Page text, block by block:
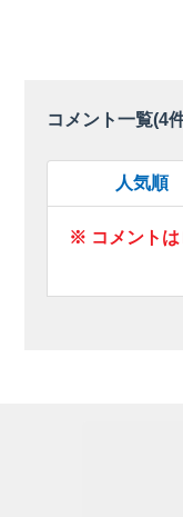
コメント一覧(4
人気順
※ コメントは